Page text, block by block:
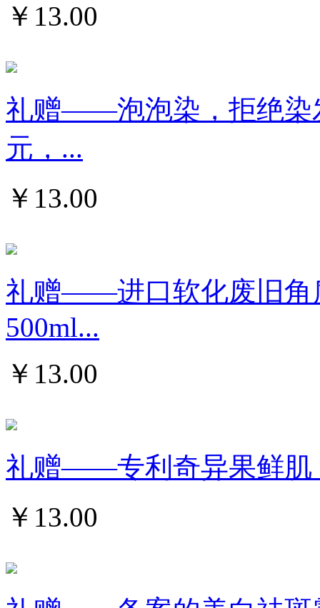
￥ 13.00
礼赠——泡泡染，拒绝染
元，...
￥ 13.00
礼赠——进口软化废旧角
500ml...
￥ 13.00
礼赠——专利奇异果鲜肌
￥ 13.00